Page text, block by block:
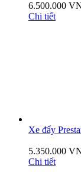
6.500.000
Chi tiết
Xe đẩy
5.350.000
Chi tiết